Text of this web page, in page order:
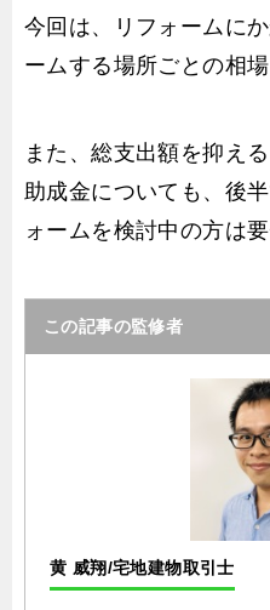
今回は、リフォームに
ームする場所ごとの相場
また、総支出額を抑え
助成金についても、後
ォームを検討中の方は
この記事の監修者
黄 威翔/宅地建物取引士